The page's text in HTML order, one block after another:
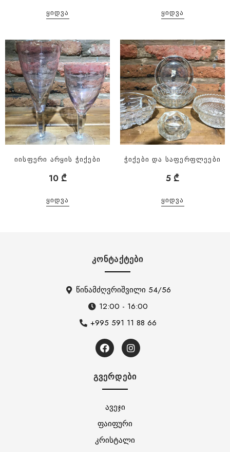
ᲧᲘᲓᲕᲐ ᲧᲘᲓᲕᲐ
იისფერი არყის ჭიქები
10 ₾
ᲧᲘᲓᲕᲐ
ჭიქები და საფერფლეები
5 ₾
ᲧᲘᲓᲕᲐ
ᲙᲝᲜᲢᲐᲥᲢᲔᲑᲘ
წინამძღვრიშვილი 54/56
12:00 - 16:00
+995 591 11 88 66
ᲒᲕᲔᲠᲓᲔᲑᲘ
ავეჯი
ფაიფური
კრისტალი